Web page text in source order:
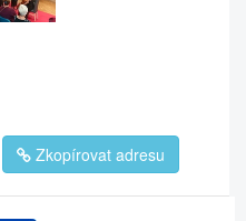
Zkopírovat adresu